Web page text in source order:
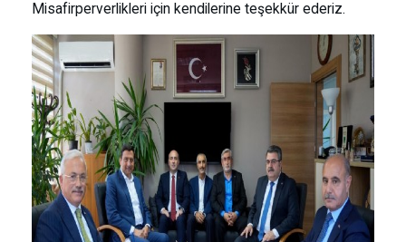
Misafirperverlikleri için kendilerine teşekkür ederiz.